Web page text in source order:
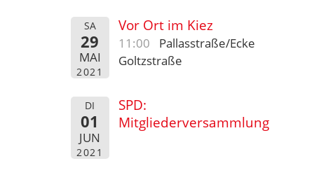
SA
29
MAI
2021
Vor Ort im Kiez
11:00
Pallasstraße/Ecke
Goltzstraße
DI
01
JUN
2021
SPD:
Mitgliederversammlung